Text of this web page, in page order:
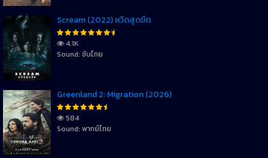
Scream (2022) หวีดสุดขีด
4.1K
Sound: ซับไทย
Greenland 2: Migration (2026)
584
Sound: พากย์ไทย